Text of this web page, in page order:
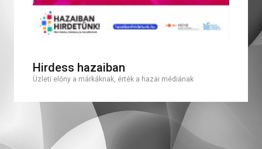
Hirdess hazaiban
Üzleti előny a márkáknak, érték a hazai médiának